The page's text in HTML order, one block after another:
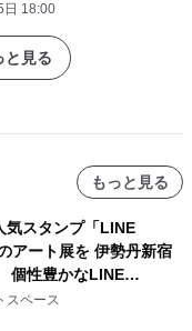
日 18:00
と見る
もっと見る
気スタンプ「LINE
アート展を 伊勢丹新宿
個性豊かなLINE
間たちが インテリアア
な魅力を発信。
スペース